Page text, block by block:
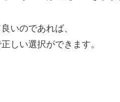
いのであれば、
しい選択ができます。